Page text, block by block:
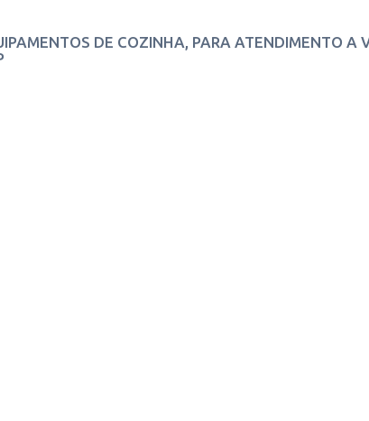
DE COZINHA, PARA ATENDIMENTO A